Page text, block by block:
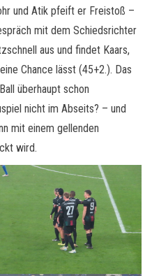
und Atik pfeift er Freistoß –
mit dem Schiedsrichter
aus und findet Kaars,
Chance lässt (45+2.). Das
überhaupt schon
nicht im Abseits? – und
mit einem gellenden
wird.